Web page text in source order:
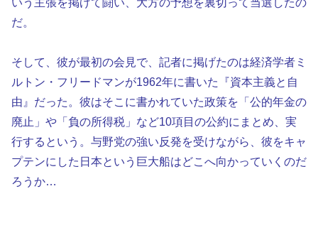
だ。
そして、彼が最初の会見で、記者に掲げたのは経済学者ミ
ルトン・フリードマンが1962年に書いた『資本主義と自
由』だった。彼はそこに書かれていた政策を「公的年金の
廃止」や「負の所得税」など10項目の公約にまとめ、実
行するという。与野党の強い反発を受けながら、彼をキャ
プテンにした日本という巨大船はどこへ向かっていくのだ
ろうか…